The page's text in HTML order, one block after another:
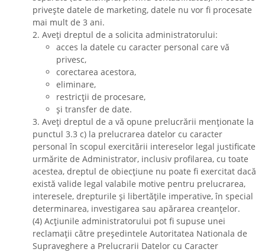
privește datele de marketing, datele nu vor fi procesate
mai mult de 3 ani.
2. Aveți dreptul de a solicita administratorului:
acces la datele cu caracter personal care vă
privesc,
corectarea acestora,
eliminare,
restricții de procesare,
și transfer de date.
3. Aveți dreptul de a vă opune prelucrării menționate la
punctul 3.3 c) la prelucrarea datelor cu caracter
personal în scopul exercitării intereselor legal justificate
urmărite de Administrator, inclusiv profilarea, cu toate
acestea, dreptul de obiecțiune nu poate fi exercitat dacă
există valide legal valabile motive pentru prelucrarea,
interesele, drepturile și libertățile imperative, în special
determinarea, investigarea sau apărarea creanțelor.
(4) Acțiunile administratorului pot fi supuse unei
reclamații către președintele Autoritatea Nationala de
Supraveghere a Prelucrarii Datelor cu Caracter